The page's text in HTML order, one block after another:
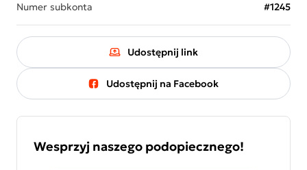
Numer subkonta #1245
Udostępnij link
Udostępnij na Facebook
Wesprzyj naszego podopiecznego!